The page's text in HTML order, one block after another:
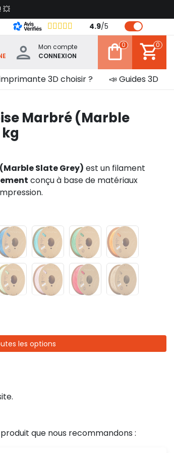
💥
4.9/5
Mon compte
CONNEXION
0 0
3D choisir ? 📣 Guides 3D
Marbré (Marble
Slate Grey) est un filament
conçu à base de matériaux
les options
que nous recommandons :